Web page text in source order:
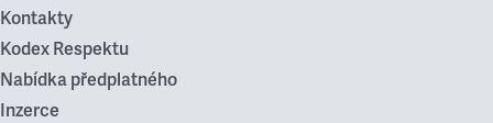
Kontakty
Kodex Respektu
Nabídka předplatného
Inzerce